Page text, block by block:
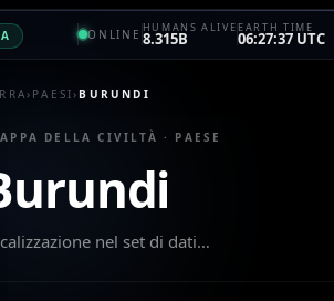
ONLINE HUMANS ALIVE
8.315B
EARTH TIME
06:27:37 UTC
› PAESI› BURUNDI
DELLA CIVILTÀ · PAESE
nel set di dati…